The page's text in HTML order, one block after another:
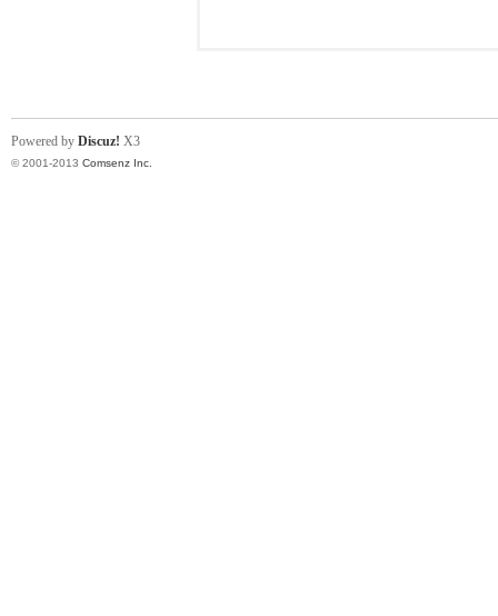
Powered by Discuz! X3
© 2001-2013 Comsenz Inc.